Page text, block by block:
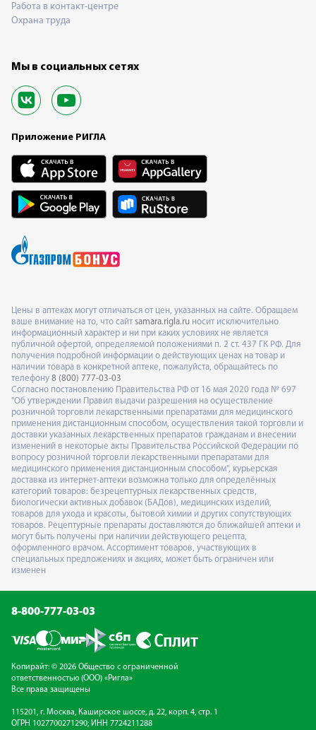
Работа в контакт-центре
Охрана труда
Мы в социальных сетях
Приложение РИГЛА
Цены в аптеках могут отличаться от цен, указанных на сайте. Обращаем
ваше внимание на то, что сайт samara.rigla.ru носит исключительно
информационный характер и ни при каких условиях не является
публичной офертой, определяемой положениями п. 2 ст. 437 ГК РФ. Для
получения подробной информации о действующих ценах на товар и
наличии товара в конкретной аптеке, пожалуйста, обращайтесь по
телефону 8 (800) 777-03-03
Согласно постановлению Правительства РФ от 16 мая 2020 года № 697
"Об утверждении Правил выдачи разрешения на осуществление
розничной торговли лекарственными препаратами для медицинского
применения дистанционным способом, осуществления такой торговли и
доставки указанных лекарственных препаратов гражданам и внесении
изменений в некоторые акты Правительства Российской Федерации по
вопросу розничной торговли лекарственными препаратами для
медицинского применения дистанционным способом", курьерская
доставка из интернет-аптеки возможна только для определённых
категорий товаров: безрецептурных лекарственных средств,
биологически активных добавок (БАДов), медицинских изделий,
товаров для ухода и красоты, бытовой химии и других сопутствующих
товаров. Рецептурные препараты доставляются до ближайшей аптеки и
могут быть получены при наличии действующего рецепта,
оформленного врачом. Ассортимент товаров, участвующих в
специальных предложениях и акциях, может быть ограничен или
изменен
8-800-777-03-03
Копирайт: © 2026 Общество с ограниченной
ответственностью (ООО) «Ригла»
Все права защищены
115201, г. Москва, Каширское шоссе, д. 22, корп. 4, стр. 1
ОГРН 1027700271290; ИНН 7724211288